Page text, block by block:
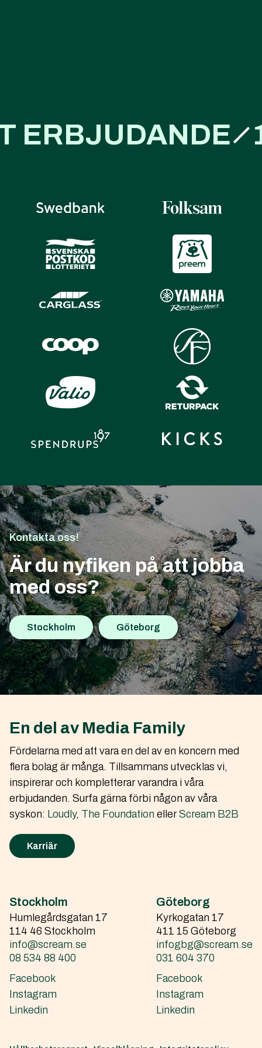
ERBJUDANDE
Kontakta oss!
Är du nyfiken på att jobba
med oss?
Stockholm
→ Göteborg
→
En del av Media Family
Fördelarna med att vara en del av en koncern med
flera bolag är många. Tillsammans utvecklas vi,
inspirerar och kompletterar varandra i våra
erbjudanden. Surfa gärna förbi någon av våra
syskon: Loudly, The Foundation ellerScream B2B
Karriär
→
Stockholm
Humlegårdsgatan 17
114 46 Stockholm
info@scream.se
08 534 88 400
Facebook
Instagram
Linkedin
Göteborg
Kyrkogatan 17
411 15 Göteborg
infogbg@scream.se
031 604 370
Facebook
Instagram
Linkedin